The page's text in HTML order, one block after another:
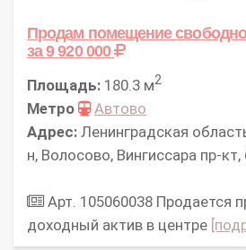
Продам помещение
за 9 920 000
Площадь: 180.3 м2
Метро
Автово
Адрес: Ленинградская
н, Волосово, Вингиссара пр-кт,
Арт. 105060038 Продается
доходный актив в центре